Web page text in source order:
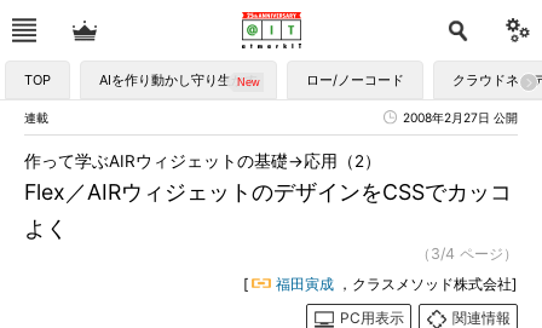
TOP AIを作り動かし守り生かす ロー/ノーコード クラウドネイ
連載 2008年2月27日 公開
Flex／AIRウィジェットのデザインをCSSでカッコ
よく
作って学ぶAIRウィジェットの基礎→応用（2）
（3/4 ページ）
[
福田寅成 ，クラスメソッド株式会社]
PC用表示
関連情報